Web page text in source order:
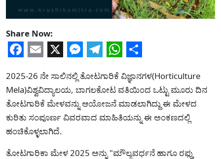
Share Now:
Facebook
Email
X Messenger
Telegram
WhatsApp
Share
2025-26 ನೇ ಸಾಲಿನಲ್ಲಿ ತೋಟಗಾರಿಕೆ ವಿಜ್ಞಾನಗಳ(Horticulture
Mela)ವಿಶ್ವವಿದ್ಯಾಲಯ, ಬಾಗಲಕೋಟ ವತಿಯಿಂದ ಒಟ್ಟು ಮೂರು ದಿನ
ತೋಟಗಾರಿಕೆ ಮೇಳವನ್ನು ಆಯೋಜನೆ ಮಾಡಲಾಗಿದ್ದು ಈ ಮೇಳದ
ಕುರಿತು ಸಂಪೂರ್ಣ ವಿವರವಾದ ಮಾಹಿತಿಯನ್ನು ಈ ಅಂಕಣದಲ್ಲಿ
ಹಂಚಿಕೊಳ್ಳಲಾಗಿದೆ.
ತೋಟಗಾರಿಕಾ ಮೇಳ 2025 ಅನ್ನು "ಮೌಲ್ಯವರ್ಧನೆ ಹಾಗೂ ರಫ್ತು